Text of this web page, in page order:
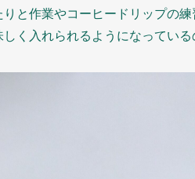
と作業やコーヒードリップの練
しく入れられるようになってい